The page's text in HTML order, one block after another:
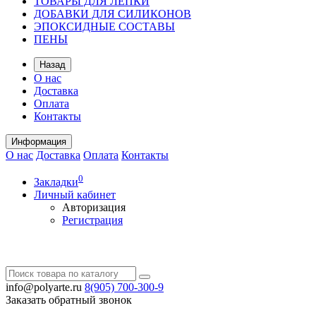
ДОБАВКИ ДЛЯ СИЛИКОНОВ
ЭПОКСИДНЫЕ СОСТАВЫ
ПЕНЫ
Назад
О нас
Доставка
Оплата
Контакты
Информация
О нас Доставка Оплата Контакты
Закладки0
Личный кабинет
Авторизация
Регистрация
info@polyarte.ru 8(905) 700-300-9
Заказать обратный звонок